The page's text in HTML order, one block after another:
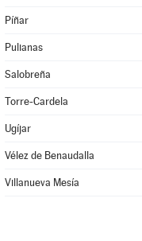
Píñar
Pulianas
Salobreña
Torre-Cardela
Ugíjar
Vélez de Benaudalla
Villanueva Mesía